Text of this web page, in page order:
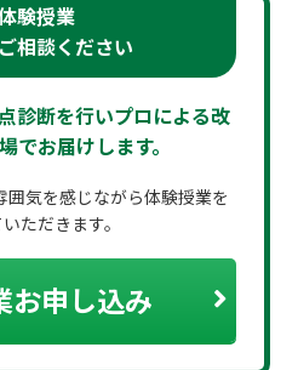
験授業
相談ください
診断を行いプロによる改
でお届けします。
囲気を感じながら体験授業を
ただきます。
お申し込み